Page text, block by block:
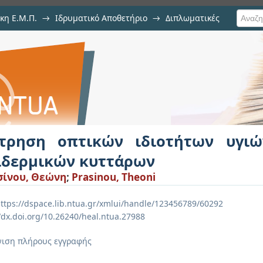
Ε.Μ.Π. → Ιδρυματικό Αποθετήριο → Διπλωματικές
υγιών και
οπτικών ιδιοτήτων
κυττάρων
Θεώνη; Prasinou, Theoni
dspace.lib.ntua.gr/xmlui/handle/123456789/60292
10.26240/heal.ntua.27988
πλήρους εγγραφής